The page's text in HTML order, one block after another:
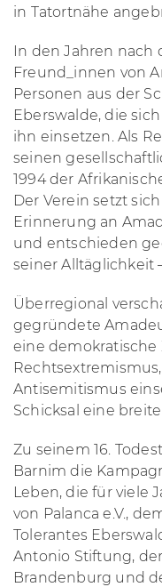
in Tatortnähe
In den Jahren nach
Freund_innen von
Personen aus der
Eberswalde, die
ihn einsetzen. Als
seinen
1994 der
Der Verein setzt
Erinnerung an
und entschieden
seiner Alltäglichkeit
Überregional
gegründete
eine demokratische
Antisemitismus
Schicksal eine
Zu seinem 16.
Barnim die
Leben, die für viele
von Palanca e.V.,
Tolerantes
Antonio Stiftung,
Brandenburg und